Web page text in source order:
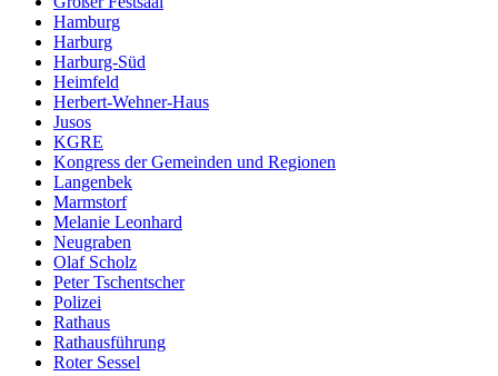
Hamburg
Harburg
Harburg-Süd
Heimfeld
Herbert-Wehner-Haus
Jusos
KGRE
Kongress der Gemeinden und Regionen
Langenbek
Marmstorf
Melanie Leonhard
Neugraben
Olaf Scholz
Peter Tschentscher
Polizei
Rathaus
Rathausführung
Roter Sessel